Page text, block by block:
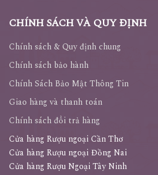
CHÍNH SÁCH VÀ QUY ĐỊNH
Chính sách & Quy định chung
Chính sách bảo hành
Chính Sách Bảo Mật Thông Tin
Giao hàng và thanh toán
Chính sách đổi trả hàng
Cửa hàng Rượu ngoại Cần Thơ
Cửa hàng Rượu ngoại Đồng Nai
Cửa hàng Rượu Ngoại Tây Ninh